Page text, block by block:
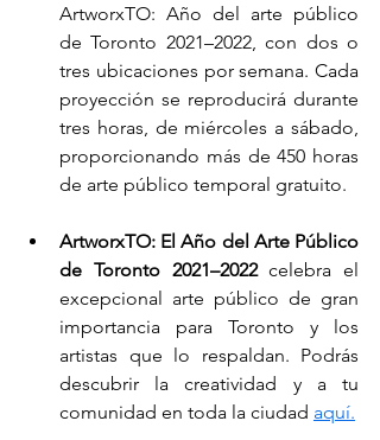
ArtworxTO: Año del arte público
de Toronto 2021–2022, con dos o
tres ubicaciones por semana. Cada
proyección se reproducirá durante
tres horas, de miércoles a sábado,
proporcionando más de 450 horas
de arte público temporal gratuito.
ArtworxTO: El Año del Arte Público
de Toronto 2021–2022 celebra el
excepcional arte público de gran
importancia para Toronto y los
artistas que lo respaldan. Podrás
descubrir la creatividad y a tu
comunidad en toda la ciudad aquí.